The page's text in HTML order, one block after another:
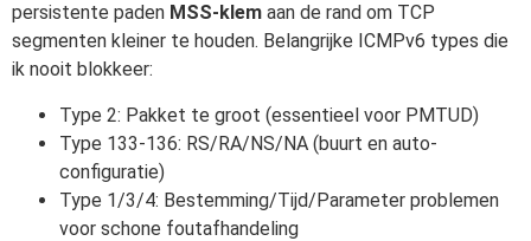
persistente paden MSS-klem aan de rand om TCP
segmenten kleiner te houden. Belangrijke ICMPv6 types die
ik nooit blokkeer:
Type 2: Pakket te groot (essentieel voor PMTUD)
Type 133-136: RS/RA/NS/NA (buurt en auto-
configuratie)
Type 1/3/4: Bestemming/Tijd/Parameter problemen
voor schone foutafhandeling